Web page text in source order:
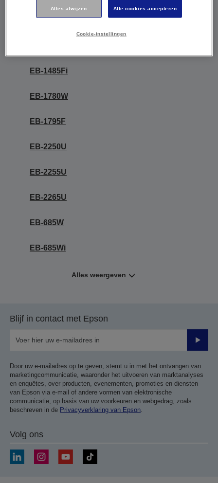
compatibel met een of twee artikelen in
dit assortiment. Zie voor meer informatie
die onderstaande links of de handleiding
EB-1485Fi
EB-1780W
EB-1795F
EB-2250U
EB-2255U
EB-2265U
EB-685W
EB-685Wi
Alles weergeven
Blijf in contact met Epson
Door uw e-mailadres op te geven, stemt u in met het ontvangen van
marketingcommunicatie, waaronder het uitvoeren van marktanalyses
en enquêtes, over producten, evenementen, promoties en diensten
van Epson via e-mail of andere vormen van elektronische
communicatie, op basis van uw voorkeuren en webgedrag, zoals
beschreven in de Privacyverklaring van Epson.
Volg ons
Alles afwijzen Alle cookies accepteren
Cookie-instellingen